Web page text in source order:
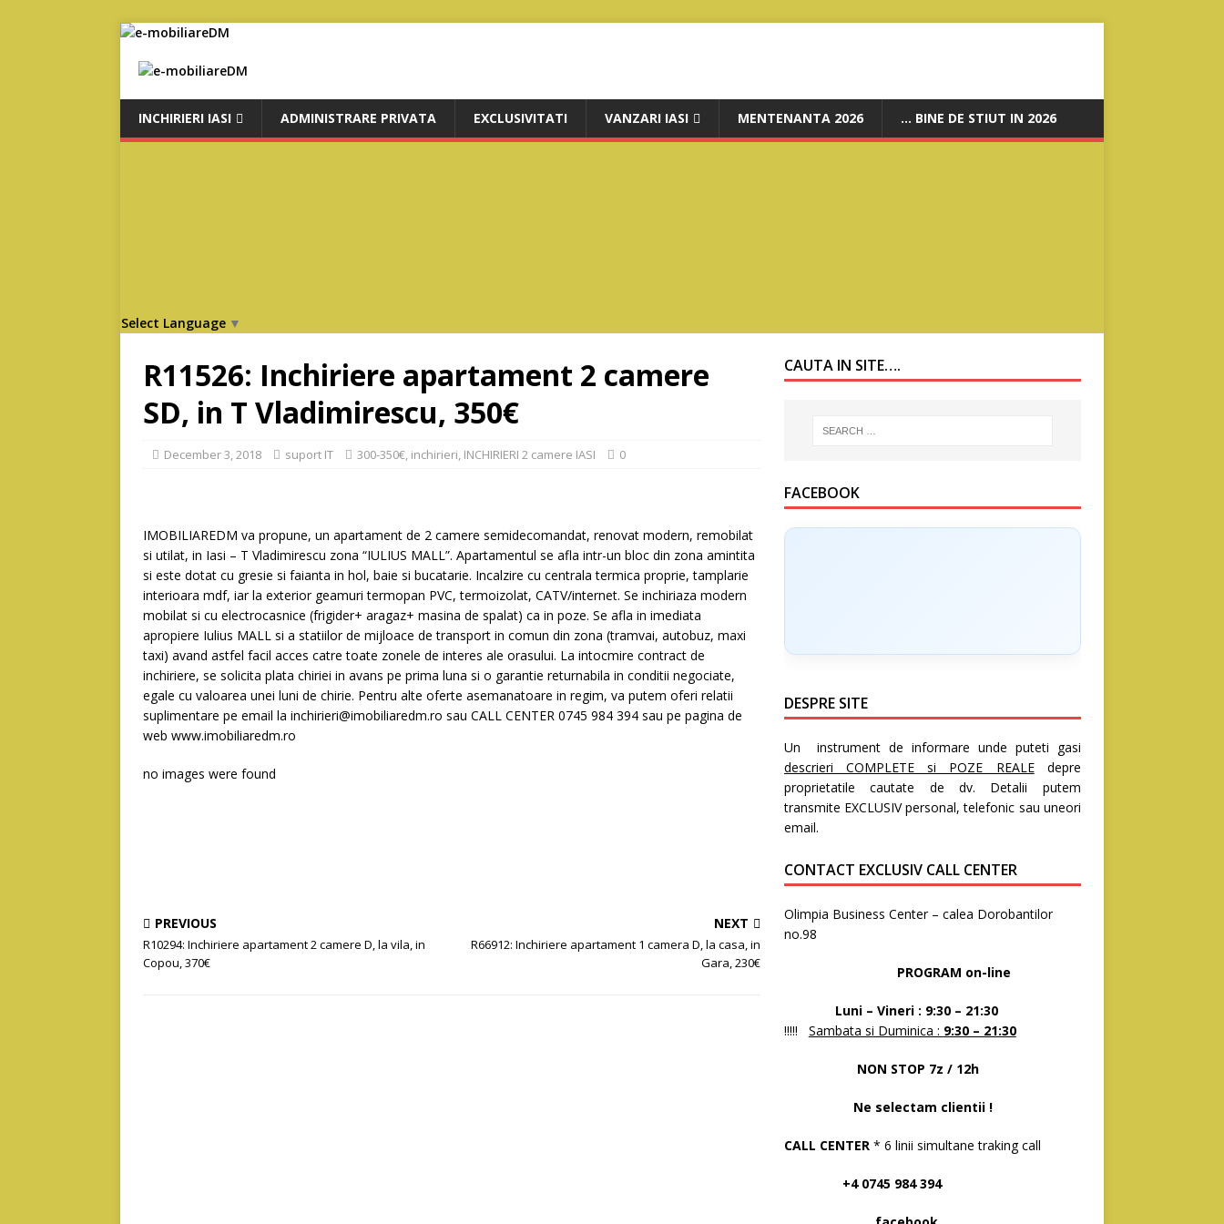
INCHIRIERI IASI ADMINISTRARE PRIVATA EXCLUSIVITATI VANZARI IASI MENTENANTA 2026 … BINE DE STIUT IN 2026
Select Language ▼
R11526: Inchiriere apartament 2 camere
SD, in T Vladimirescu, 350€
December 3, 2018 suport IT 300-350€, inchirieri, INCHIRIERI 2 camere IASI 0
IMOBILIAREDM va propune, un apartament de 2 camere semidecomandat, renovat modern, remobilat
si utilat, in Iasi – T Vladimirescu zona “IULIUS MALL”. Apartamentul se afla intr-un bloc din zona amintita
si este dotat cu gresie si faianta in hol, baie si bucatarie. Incalzire cu centrala termica proprie, tamplarie
interioara mdf, iar la exterior geamuri termopan PVC, termoizolat, CATV/internet. Se inchiriaza modern
mobilat si cu electrocasnice (frigider+ aragaz+ masina de spalat) ca in poze. Se afla in imediata
apropiere Iulius MALL si a statiilor de mijloace de transport in comun din zona (tramvai, autobuz, maxi
taxi) avand astfel facil acces catre toate zonele de interes ale orasului. La intocmire contract de
inchiriere, se solicita plata chiriei in avans pe prima luna si o garantie returnabila in conditii negociate,
egale cu valoarea unei luni de chirie. Pentru alte oferte asemanatoare in regim, va putem oferi relatii
suplimentare pe email la inchirieri@imobiliaredm.ro sau CALL CENTER 0745 984 394 sau pe pagina de
web www.imobiliaredm.ro
no images were found
PREVIOUS
R10294: Inchiriere apartament 2 camere D, la vila, in
Copou, 370€
NEXT
R66912: Inchiriere apartament 1 camera D, la casa, in
Gara, 230€
CAUTA IN SITE….
FACEBOOK
DESPRE SITE
Un instrument de informare unde puteti gasi
descrieri COMPLETE si POZE REALEdepre
proprietatile cautate de dv. Detalii putem
transmite EXCLUSIV personal, telefonic sau uneori
email.
CONTACT EXCLUSIV CALL CENTER
Olimpia Business Center – calea Dorobantilor
no.98
PROGRAM on-line
Luni – Vineri : 9:30 – 21:30
!!!!! Sambata si Duminica : 9:30 – 21:30
NON STOP 7z / 12h
Ne selectam clientii !
CALL CENTER* 6 linii simultane traking call
+4 0745 984 394